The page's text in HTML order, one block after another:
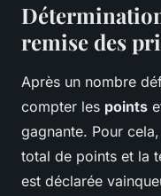
remise des
Après un nombre
compter les points
gagnante. Pour
total de points et la
est déclarée